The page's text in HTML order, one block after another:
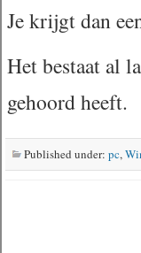
Je krijgt dan
Het bestaat al
gehoord heeft.
Published under: pc,